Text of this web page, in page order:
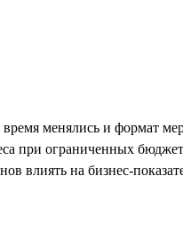
менялись и формат
при ограниченных
влиять на бизнес-